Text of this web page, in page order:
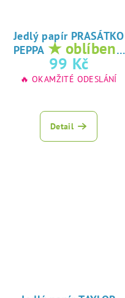
Jedlý papír PRASÁTKO
PEPPA ★ oblíbený
tisk na jedlý
papír
99 Kč
🔥 OKAMŽITÉ ODESLÁNÍ
Detail